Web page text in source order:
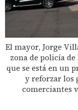
El mayor, Jorge
zona de policía
que se está en un
y reforzar los
comerciantes